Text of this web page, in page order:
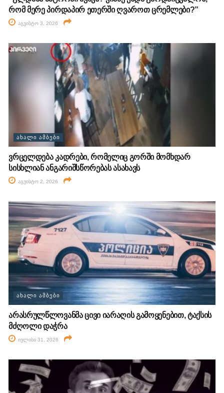
რომ მერე პირდაპირ ეთერში ღვაროთ ცრემლები?”
აგვისტო 3, 2026
ᲐᲮᲐᲚᲘ ᲐᲛᲑᲔᲑᲘ
ვრცელდება კადრები, რომელიც გორში მომხდარ
სისხლიან ანგარიშსწორებას ასახავს
აგვისტო 2, 2026
ᲐᲮᲐᲚᲘ ᲐᲛᲑᲔᲑᲘ
არასრულწლოვანმა ცივი იარაღის გამოყენებით, ტაქსის
მძღოლი დაჭრა
ივლისი 31, 2026